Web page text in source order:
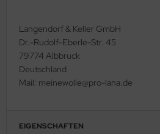
Langendorf & Keller GmbH
Dr.-Rudolf-Eberle-Str. 45
79774 Albbruck
Deutschland
Mail: meinewolle@pro-lana.de
EIGENSCHAFTEN